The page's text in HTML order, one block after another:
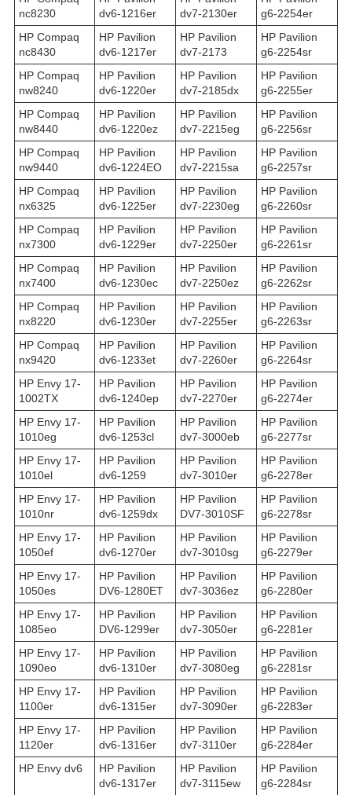
nc8230
dv6-1216er
dv7-2130er
g6-2254er
HP Compaq
nc8430
HP Pavilion
dv6-1217er
HP Pavilion
dv7-2173
HP Pavilion
g6-2254sr
HP Compaq
nw8240
HP Pavilion
dv6-1220er
HP Pavilion
dv7-2185dx
HP Pavilion
g6-2255er
HP Compaq
nw8440
HP Pavilion
dv6-1220ez
HP Pavilion
dv7-2215eg
HP Pavilion
g6-2256sr
HP Compaq
nw9440
HP Pavilion
dv6-1224EO
HP Pavilion
dv7-2215sa
HP Pavilion
g6-2257sr
HP Compaq
nx6325
HP Pavilion
dv6-1225er
HP Pavilion
dv7-2230eg
HP Pavilion
g6-2260sr
HP Compaq
nx7300
HP Pavilion
dv6-1229er
HP Pavilion
dv7-2250er
HP Pavilion
g6-2261sr
HP Compaq
nx7400
HP Pavilion
dv6-1230ec
HP Pavilion
dv7-2250ez
HP Pavilion
g6-2262sr
HP Compaq
nx8220
HP Pavilion
dv6-1230er
HP Pavilion
dv7-2255er
HP Pavilion
g6-2263sr
HP Compaq
nx9420
HP Pavilion
dv6-1233et
HP Pavilion
dv7-2260er
HP Pavilion
g6-2264sr
HP Envy 17-
1002TX
HP Pavilion
dv6-1240ep
HP Pavilion
dv7-2270er
HP Pavilion
g6-2274er
HP Envy 17-
1010eg
HP Pavilion
dv6-1253cl
HP Pavilion
dv7-3000eb
HP Pavilion
g6-2277sr
HP Envy 17-
1010el
HP Pavilion
dv6-1259
HP Pavilion
dv7-3010er
HP Pavilion
g6-2278er
HP Envy 17-
1010nr
HP Pavilion
dv6-1259dx
HP Pavilion
DV7-3010SF
HP Pavilion
g6-2278sr
HP Envy 17-
1050ef
HP Pavilion
dv6-1270er
HP Pavilion
dv7-3010sg
HP Pavilion
g6-2279er
HP Envy 17-
1050es
HP Pavilion
DV6-1280ET
HP Pavilion
dv7-3036ez
HP Pavilion
g6-2280er
HP Envy 17-
1085eo
HP Pavilion
DV6-1299er
HP Pavilion
dv7-3050er
HP Pavilion
g6-2281er
HP Envy 17-
1090eo
HP Pavilion
dv6-1310er
HP Pavilion
dv7-3080eg
HP Pavilion
g6-2281sr
HP Envy 17-
1100er
HP Pavilion
dv6-1315er
HP Pavilion
dv7-3090er
HP Pavilion
g6-2283er
HP Envy 17-
1120er
HP Pavilion
dv6-1316er
HP Pavilion
dv7-3110er
HP Pavilion
g6-2284er
HP Envy dv6
HP Pavilion
dv6-1317er
HP Pavilion
dv7-3115ew
HP Pavilion
g6-2284sr